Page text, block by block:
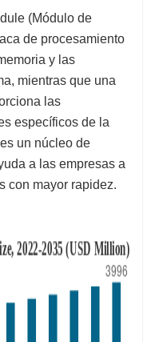
(Módulo de
de procesamiento
y las
mientras que una
las
específicos de la
un núcleo de
a las empresas a
con mayor rapidez.